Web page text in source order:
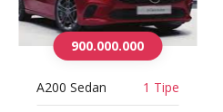
900.000.000
A200 Sedan 1 Tipe